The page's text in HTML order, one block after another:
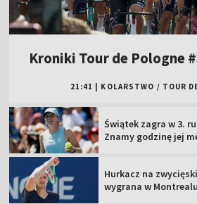
Kroniki Tour de Pologne
21:41 KOLARSTWO / TOUR
Świątek zagra w 3.
Znamy godzinę jej
Hurkacz na
wygrana w Montrealu